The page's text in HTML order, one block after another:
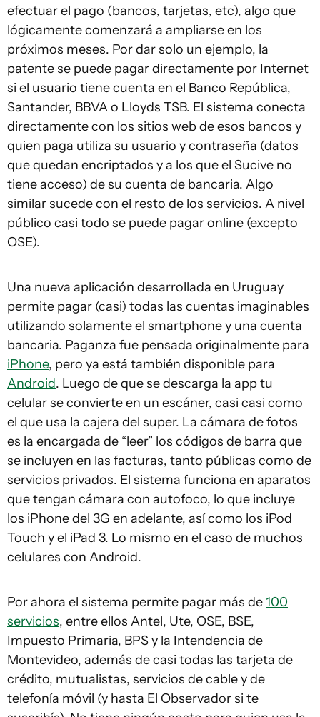
efectuar el pago (bancos, tarjetas, etc), algo que
lógicamente comenzará a ampliarse en los
próximos meses. Por dar solo un ejemplo, la
patente se puede pagar directamente por Internet
si el usuario tiene cuenta en el Banco República,
Santander, BBVA o Lloyds TSB. El sistema conecta
directamente con los sitios web de esos bancos y
quien paga utiliza su usuario y contraseña (datos
que quedan encriptados y a los que el Sucive no
tiene acceso) de su cuenta de bancaria. Algo
similar sucede con el resto de los servicios. A nivel
público casi todo se puede pagar online (excepto
OSE).
Una nueva aplicación desarrollada en Uruguay
permite pagar (casi) todas las cuentas imaginables
utilizando solamente el smartphone y una cuenta
bancaria. Paganza fue pensada originalmente para
iPhone, pero ya está también disponible para
Android. Luego de que se descarga la app tu
celular se convierte en un escáner, casi casi como
el que usa la cajera del super. La cámara de fotos
es la encargada de “leer” los códigos de barra que
se incluyen en las facturas, tanto públicas como de
servicios privados. El sistema funciona en aparatos
que tengan cámara con autofoco, lo que incluye
los iPhone del 3G en adelante, así como los iPod
Touch y el iPad 3. Lo mismo en el caso de muchos
celulares con Android.
Por ahora el sistema permite pagar más de100
servicios, entre ellos Antel, Ute, OSE, BSE,
Impuesto Primaria, BPS y la Intendencia de
Montevideo, además de casi todas las tarjeta de
crédito, mutualistas, servicios de cable y de
telefonía móvil (y hasta El Observador si te